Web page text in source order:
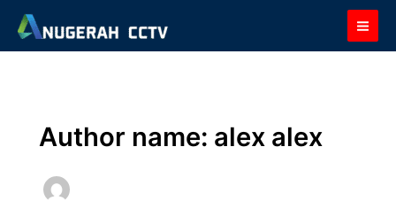
content
Author name: alex alex